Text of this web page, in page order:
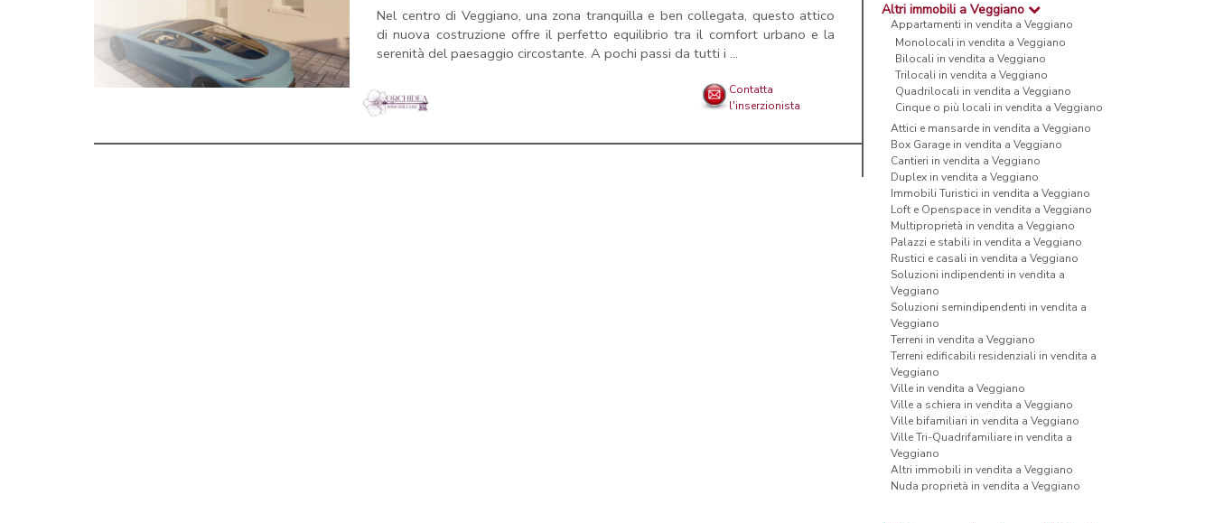
Nel centro di Veggiano, una zona tranquilla e ben collegata, questo attico
di nuova costruzione offre il perfetto equilibrio tra il comfort urbano e la
serenità del paesaggio circostante. A pochi passi da tutti i ...
Contatta
l'inserzionista
Altri immobili a Veggiano
Appartamenti in vendita a Veggiano
Monolocali in vendita a Veggiano
Bilocali in vendita a Veggiano
Trilocali in vendita a Veggiano
Quadrilocali in vendita a Veggiano
Cinque o più locali in vendita a Veggiano
Attici e mansarde in vendita a Veggiano
Box Garage in vendita a Veggiano
Cantieri in vendita a Veggiano
Duplex in vendita a Veggiano
Immobili Turistici in vendita a Veggiano
Loft e Openspace in vendita a Veggiano
Multiproprietà in vendita a Veggiano
Palazzi e stabili in vendita a Veggiano
Rustici e casali in vendita a Veggiano
Soluzioni indipendenti in vendita a
Veggiano
Soluzioni semindipendenti in vendita a
Veggiano
Terreni in vendita a Veggiano
Terreni edificabili residenziali in vendita a
Veggiano
Ville in vendita a Veggiano
Ville a schiera in vendita a Veggiano
Ville bifamiliari in vendita a Veggiano
Ville Tri-Quadrifamiliare in vendita a
Veggiano
Altri immobili in vendita a Veggiano
Nuda proprietà in vendita a Veggiano